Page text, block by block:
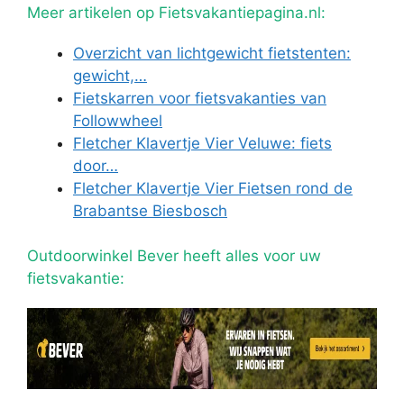
Meer artikelen op Fietsvakantiepagina.nl:
Overzicht van lichtgewicht fietstenten:
gewicht,…
Fietskarren voor fietsvakanties van
Followwheel
Fletcher Klavertje Vier Veluwe: fiets
door…
Fletcher Klavertje Vier Fietsen rond de
Brabantse Biesbosch
Outdoorwinkel Bever heeft alles voor uw
fietsvakantie: